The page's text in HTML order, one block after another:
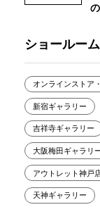
ショールーム
オンラインストア
新宿ギャラリー
吉祥寺ギャラリー
大阪梅田ギャラリ
アウトレット神戸
天神ギャラリー